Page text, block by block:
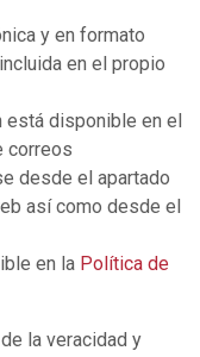
y en formato
en el propio
está disponible en el
correos
desde el apartado
así como desde el
en la Política de
la veracidad y